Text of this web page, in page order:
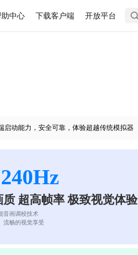
中心 下载客户端 开放平台
动能力，安全可靠，体验超越传统模拟器
质 超高帧率 极致视觉体验
音画调校技术
流畅的视觉享受